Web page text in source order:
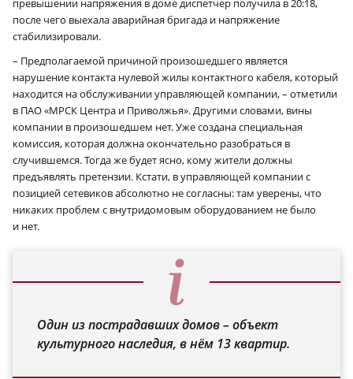
превышении напряжения в доме диспетчер получила в 20:18,
после чего выехала аварийная бригада и напряжение
стабилизировали.
– Предполагаемой причиной произошедшего является
нарушение контакта нулевой жилы контактного кабеля, который
находится на обслуживании управляющей компании, – отметили
в ПАО «МРСК Центра и Приволжья». Другими словами, вины
компании в произошедшем нет. Уже создана специальная
комиссия, которая должна окончательно разобраться в
случившемся. Тогда же будет ясно, кому жители должны
предъявлять претензии. Кстати, в управляющей компании с
позицией сетевиков абсолютно не согласны: там уверены, что
никаких проблем с внутридомовым оборудованием не было
и нет.
Один из пострадавших домов – объект
культурного наследия, в нём 13 квартир.